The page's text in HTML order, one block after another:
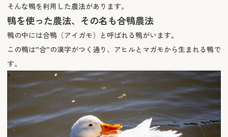
そんな鴨を利用した農法があります。
鴨を使った農法、その名も合鴨農法
鴨の中には合鴨（アイガモ）と呼ばれる鴨がいます。
この鴨は”合”の漢字がつく通り、アヒルとマガモから生まれる鴨で
す。